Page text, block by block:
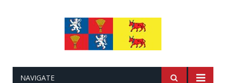
NAVIGATE